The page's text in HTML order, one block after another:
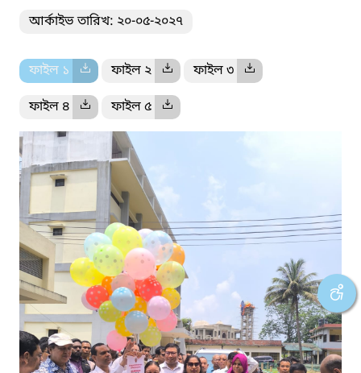
আর্কাইভ তারিখ: ২০-০৫-২০২৭
ফাইল ১ ফাইল ২ ফাইল ৩
ফাইল ৪ ফাইল ৫